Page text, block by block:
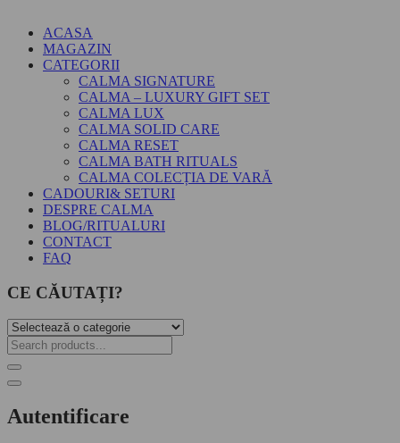
ACASA
MAGAZIN
CATEGORII
CALMA SIGNATURE
CALMA – LUXURY GIFT SET
CALMA LUX
CALMA SOLID CARE
CALMA RESET
CALMA BATH RITUALS
CALMA COLECȚIA DE VARĂ
CADOURI& SETURI
DESPRE CALMA
BLOG/RITUALURI
CONTACT
FAQ
CE CĂUTAȚI?
Autentificare